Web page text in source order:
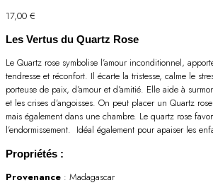
17,00 €
Les Vertus du Quartz Rose
Le Quartz rose symbolise l’amour inconditionnel,
tendresse et réconfort. Il écarte la tristesse, calme le
porteuse de paix, d’amour et d’amitié. Elle aide à
et les crises d’angoisses. On peut placer un Quartz
mais également dans une chambre. Le quartz rose
l’endormissement. Idéal également pour apaiser les
Propriétés :
Provenance : Madagascar